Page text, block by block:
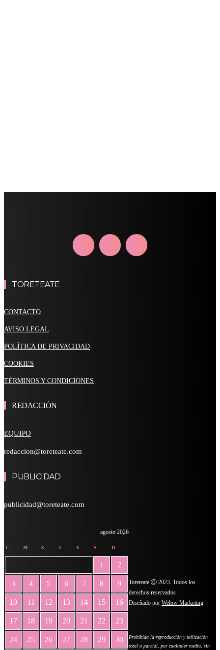
TORETEATE
CONTACTO
AVISO LEGAL
POLÍTICA DE PRIVACIDAD
COOKIES
TÉRMINOS Y CONDICIONES
REDACCIÓN
EQUIPO
redaccion@toreteate.com
PUBLICIDAD
publicidad@toreteate.com
agosto 2026
L M X J V S D
1 2
3 4 5 6 7 8 9
10 11 12 13 14 15 16
17 18 19 20 21 22 23
24 25 26 27 28 29 30
Toreteate Ⓒ 2023. Todos los
derechos reservados
Diseñado por Welow Marketing
Prohibida la reproducción y utilización
total o parcial, por cualquier medio, sin